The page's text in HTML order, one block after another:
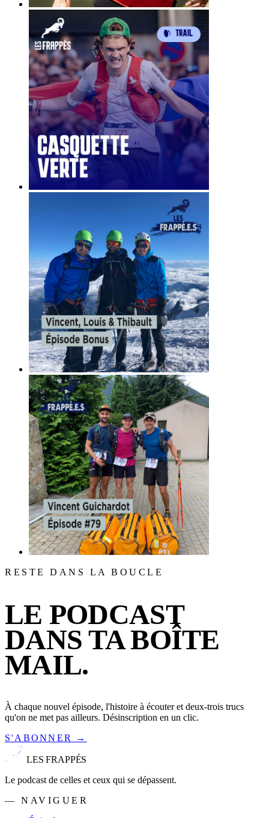
RESTE DANS LA BOUCLE
LE PODCAST
DANS TA BOÎTE
MAIL.
À chaque nouvel épisode, l'histoire à écouter et deux-trois trucs
qu'on ne met pas ailleurs. Désinscription en un clic.
S'ABONNER →
LES FRAPPÉS
Le podcast de celles et ceux qui se dépassent.
— NAVIGUER